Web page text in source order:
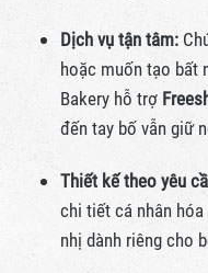
Dịch vụ tận tâm:
hoặc muốn tạo bất
Bakery hỗ trợ
đến tay bố vẫn giữ
Thiết kế theo yêu
chi tiết cá nhân
nhị dành riêng cho